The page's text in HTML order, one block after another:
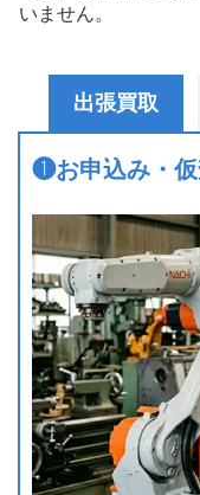
いません。
出張買取
❶お申込み・